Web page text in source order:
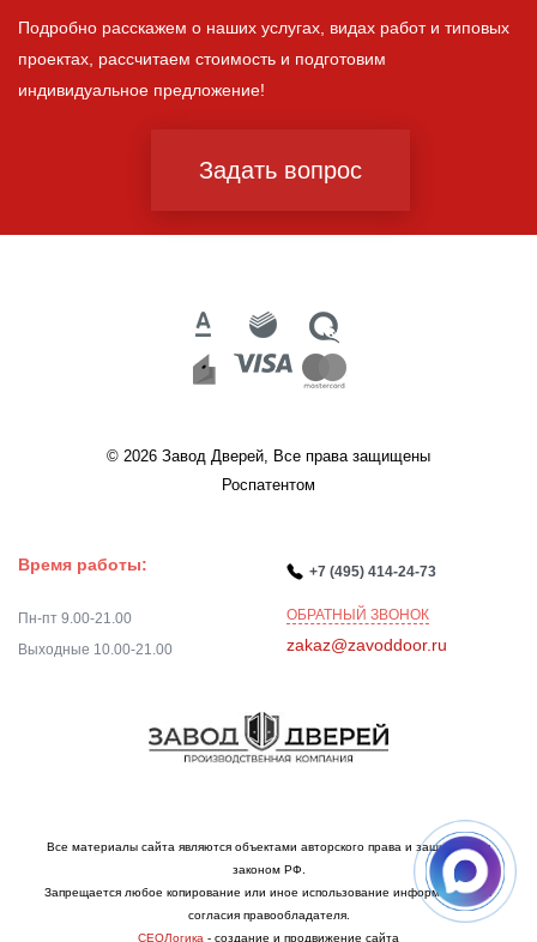
Подробно расскажем о наших услугах, видах работ и типовых
проектах, рассчитаем стоимость и подготовим
индивидуальное предложение!
Задать вопрос
© 2026 Завод Дверей, Все права защищены
Роспатентом
Время работы:
Пн-пт 9.00-21.00
Выходные 10.00-21.00
+7 (495) 414-24-73
ОБРАТНЫЙ ЗВОНОК
zakaz@zavoddoor.ru
Все материалы сайта являются объектами авторского права и защищаются
законом РФ.
Запрещается любое копирование или иное использование информации без
согласия правообладателя.
СЕОЛогика - создание и продвижение сайта